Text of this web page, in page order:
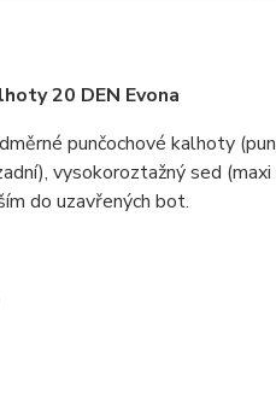
20 DEN Evona
punčochové kalhoty
vysokoroztažný sed
do uzavřených bot.